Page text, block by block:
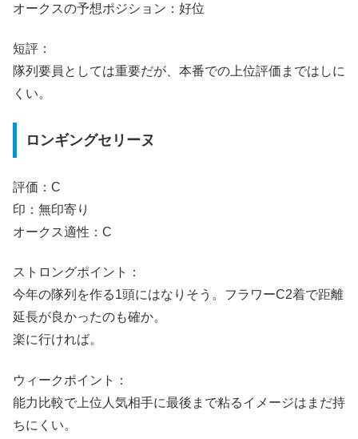
オークスの予想ポジション：好位
短評：
隊列要員としては重要だが、本番での上位評価まではしに
くい。
ロンギングセリーヌ
評価：C
印：無印寄り
オークス適性：C
ストロングポイント：
今年の隊列を作る1頭にはなりそう。フラワーC2着で距離
延長が良かったのも確か。
楽に行ければ。
ウィークポイント：
能力比較で上位人気相手に最後まで粘るイメージはまだ持
ちにくい。